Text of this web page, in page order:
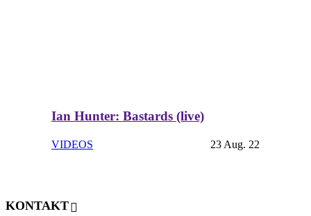
Ian Hunter: Bastards (live)
VIDEOS 23 Aug. 22
KONTAKT